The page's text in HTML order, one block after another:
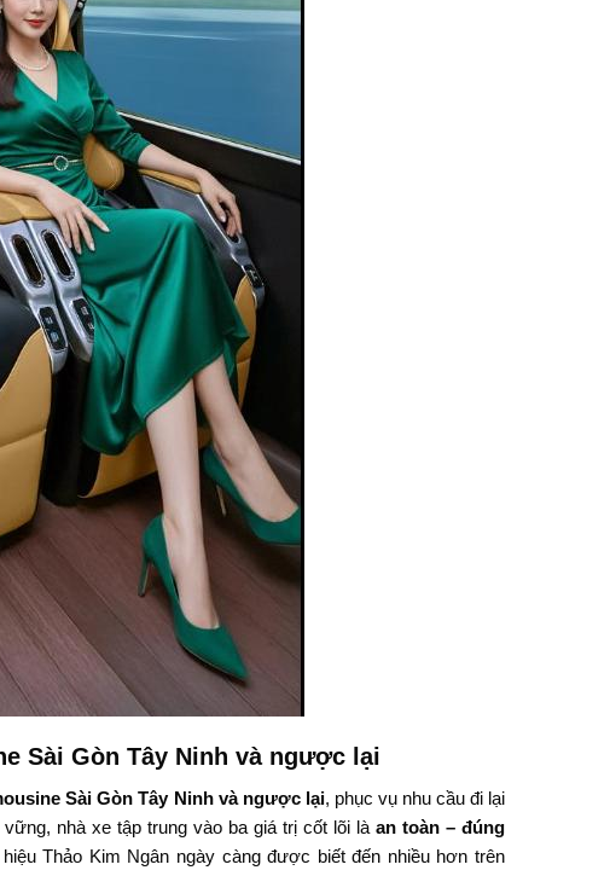
Sài Gòn Tây Ninh và ngược lại
Sài Gòn Tây Ninh và ngược lại, phục vụ nhu cầu đi lại
nhà xe tập trung vào ba giá trị cốt lõi làan toàn – đúng
Thảo Kim Ngân ngày càng được biết đến nhiều hơn trên